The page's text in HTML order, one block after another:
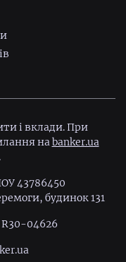
і вклади. При
наbanker.ua
43786450
будинок 131
04626